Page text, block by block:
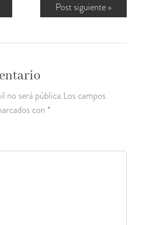
Post siguiente»
no será pública.Los campos
con *